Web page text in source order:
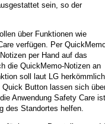
sein, so der
über Funktionen wie
verfügen. Per
per Hand auf das
die QuickMemo-Notizen an
soll laut LG
Button lassen sich
Anwendung Safety Care
des Standortes helfen.